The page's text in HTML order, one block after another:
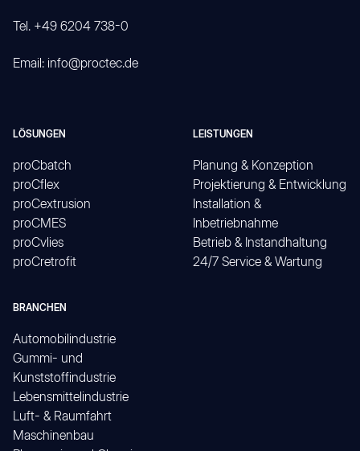
Tel. +49 6204 738-0
Email: info@proctec.de
LÖSUNGEN
proCbatch
proCflex
proCextrusion
proCMES
proCvlies
proCretrofit
LEISTUNGEN
Planung & Konzeption
Projektierung & Entwicklung
Installation &
Inbetriebnahme
Betrieb & Instandhaltung
24/7 Service & Wartung
BRANCHEN
Automobilindustrie
Gummi- und
Kunststoffindustrie
Lebensmittelindustrie
Luft- & Raumfahrt
Maschinenbau